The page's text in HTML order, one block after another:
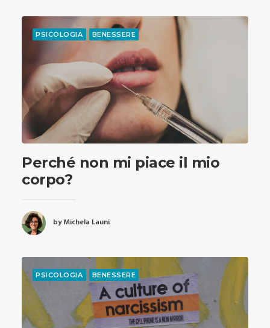
PSICOLOGIA BENESSERE
Perché non mi piace il mio
corpo?
by Michela Launi
PSICOLOGIA BENESSERE